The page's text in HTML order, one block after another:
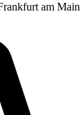
am Main